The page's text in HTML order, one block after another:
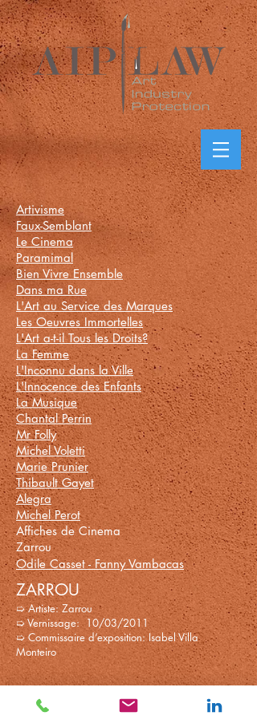
ZARROU
➯ Artiste: Zarrou
➯ Vernissage: 10/03/2011
➯ Commissaire d’exposition: Isabel Villa
Monteiro
Artivisme
Faux-Semblant
Le Cinema
Paramimal
Bien Vivre Ensemble
Dans ma Rue
L'Art au Service des Marques
Les Oeuvres Immortelles
L'Art a-t-il Tous les Droits?
La Femme
L'Inconnu dans la Ville
L'Innocence des Enfants
La Musique
Chantal Perrin
Mr Folly
Michel Voletti
Marie Prunier
Thibault Gayet
Alegra
Michel Perot
Affiches de Cinema
Zarrou
Odile Casset - Fanny Vambacas